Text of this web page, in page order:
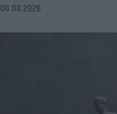
06.08.2026